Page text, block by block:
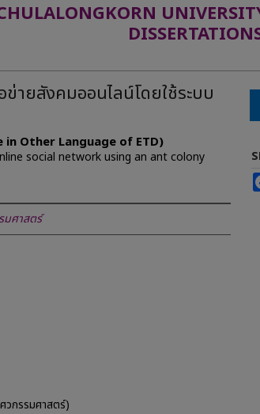
ข่ายสังคมออนไลน์โดยใช้ระบบ
Other Language of ETD)
social network using an ant colony
มศาสตร์
กรรมศาสตร์)